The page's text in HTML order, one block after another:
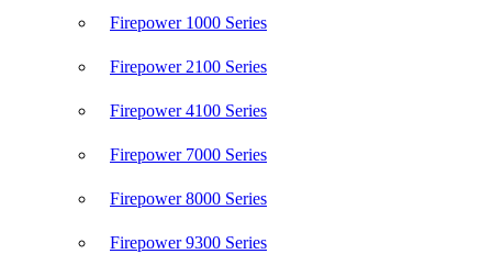
Firepower 1000 Series
Firepower 2100 Series
Firepower 4100 Series
Firepower 7000 Series
Firepower 8000 Series
Firepower 9300 Series